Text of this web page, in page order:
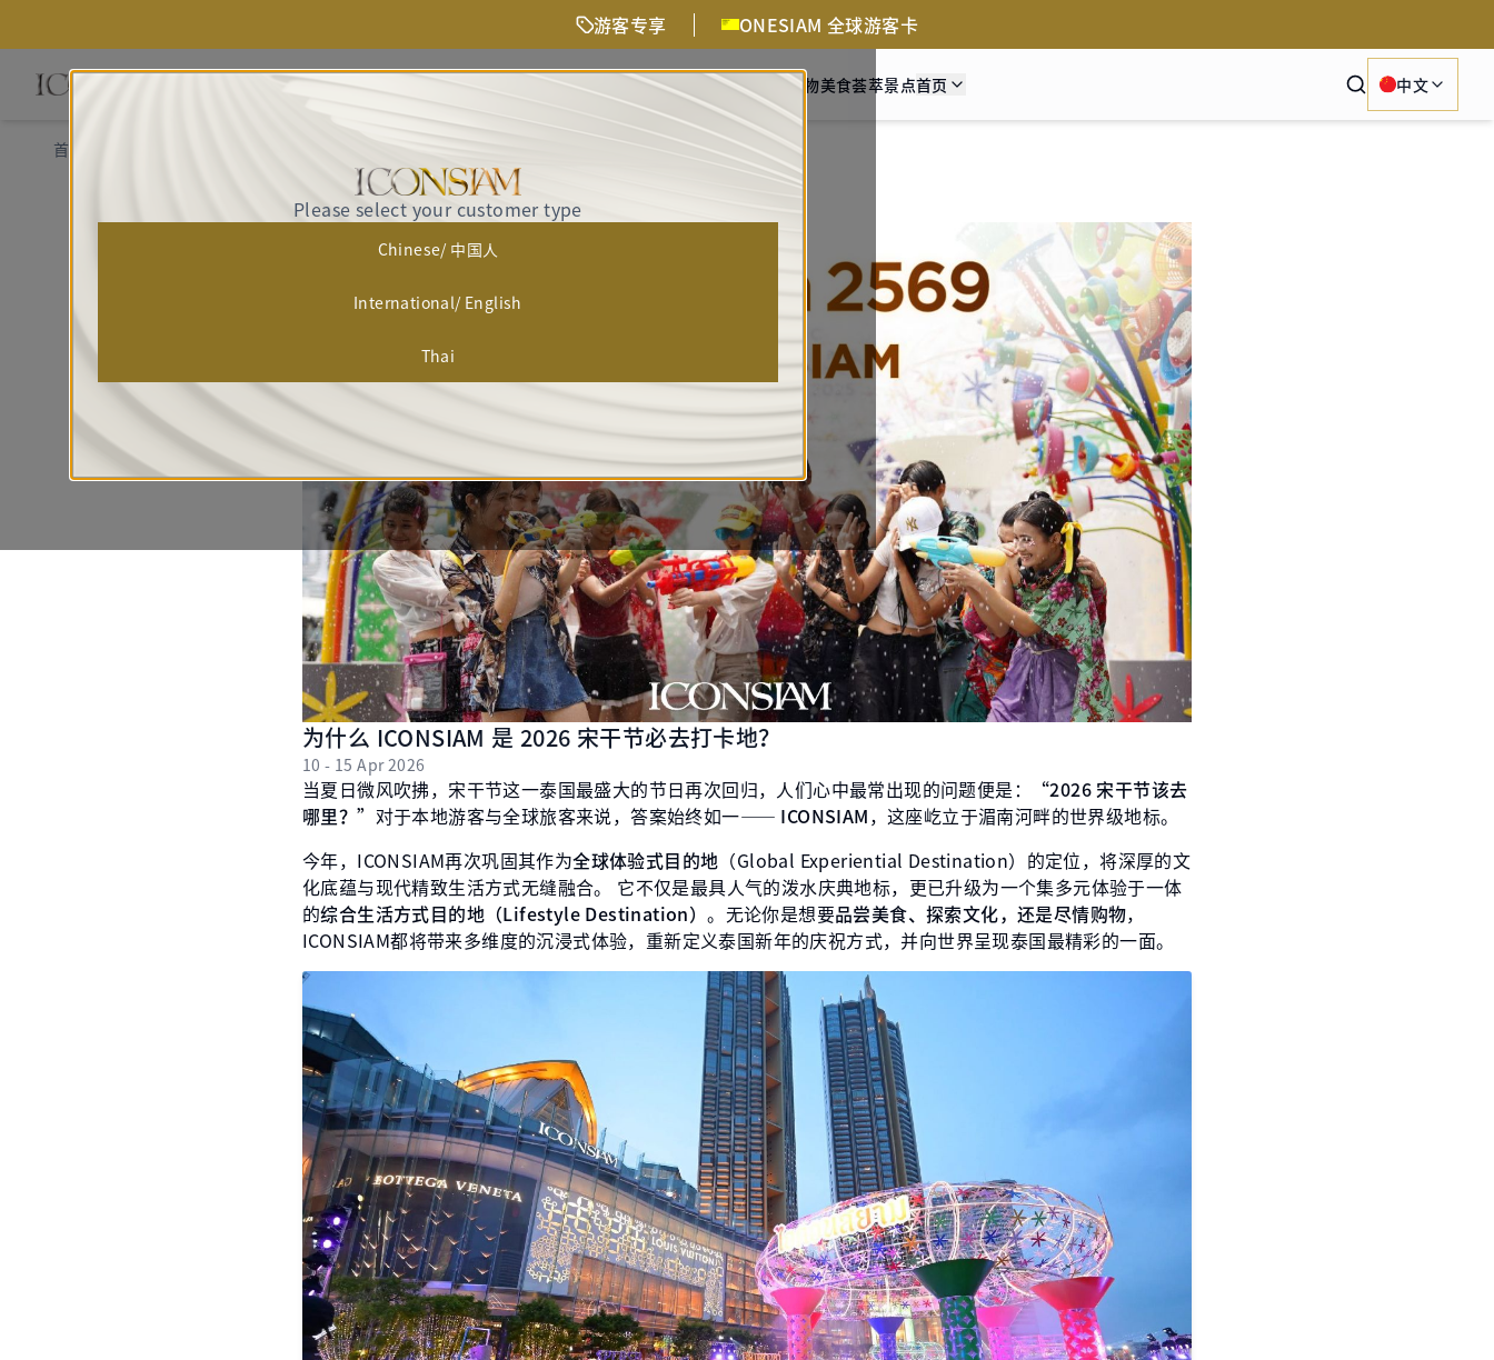
游客专享 ONESIAM 全球游客卡
活动与精彩体验 交通方式 时尚购物美食荟萃景点首页 Search中文
首页
为什么 ICONSIAM 是 2026 宋干节必去打卡地？
10 - 15 Apr 2026
当夏日微风吹拂，宋干节这一泰国最盛大的节日再次回归，人们心中最常出现的问题便是：
“2026 宋干节该去
哪里？” 对于本地游客与全球旅客来说，答案始终如一—— ICONSIAM，这座屹立于湄南河畔的世界级地标。
今年，ICONSIAM再次巩固其作为全球体验式目的地 （Global Experiential Destination）的定位，将深厚的文
化底蕴与现代精致生活方式无缝融合。 它不仅是最具人气的泼水庆典地标，更已升级为一个集多元体验于一体
的综合生活方式目的地（Lifestyle Destination）。无论你是想要品尝美食、探索文化，还是尽情购物，
ICONSIAM都将带来多维度的沉浸式体验，重新定义泰国新年的庆祝方式，并向世界呈现泰国最精彩的一面。
Please select your customer type
Chinese/ 中国人
International/ English
Thai